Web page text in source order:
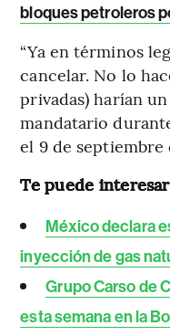
bloques petroleros
“Ya en términos
cancelar. No lo
privadas) harían
mandatario
el 9 de septiembre
Te puede
México declara
inyección de gas
Grupo Carso de
esta semana en la